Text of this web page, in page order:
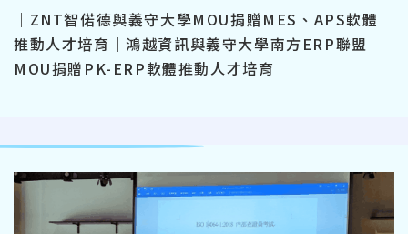
｜ZNT智偌德與義守大學MOU捐贈MES、APS軟體
推動人才培育｜鴻越資訊與義守大學南方ERP聯盟
MOU捐贈PK-ERP軟體推動人才培育